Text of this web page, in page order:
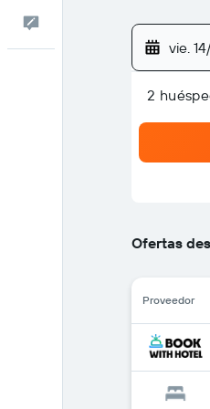
Comentarios
vie.
2
Ofertas
Proveedor